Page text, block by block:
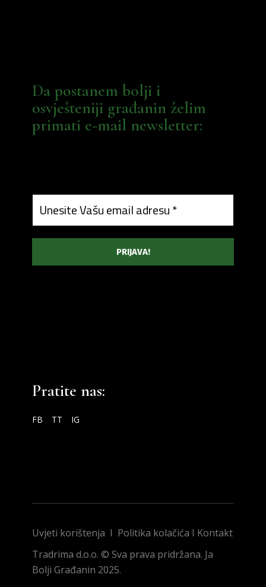
Da postanem bolji i
osvješteniji građanin želim
primati e-mail newsletter:
Pratite nas:
FB TT IG
Uvjeti korištenja I Politika kolačića I Kontakt
Tradrima d.o.o. © Sva prava pridržana. Ja
Bolji Građanin 2025.